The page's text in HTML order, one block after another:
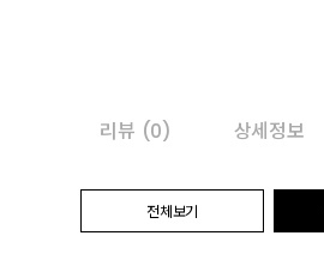
리뷰 (0) 상세정보
전체보기